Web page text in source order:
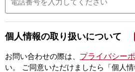
個人情報の取り扱いについて
お問い合わせの際は、 プライバシー
い。
ご同意いただけましたら「個人